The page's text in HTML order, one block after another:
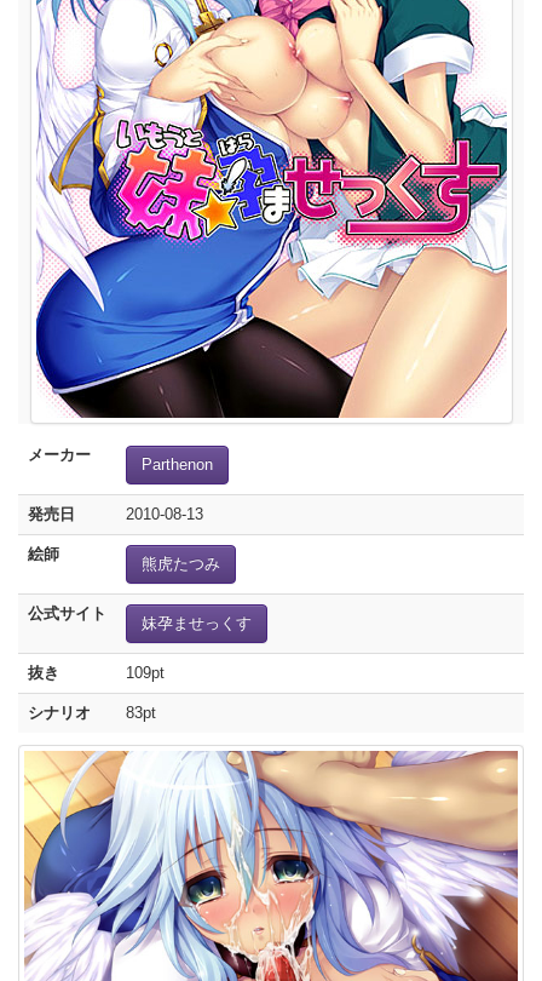
メーカー
Parthenon
発売日 2010-08-13
絵師
熊虎たつみ
公式サイト
妹孕ませっくす
抜き 109pt
シナリオ 83pt